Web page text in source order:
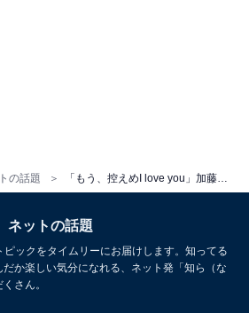
の話題
ネットの話題
ックをタイムリーにお届けします。知ってる
か楽しい気分になれる、ネット発「知ら（な
さん。